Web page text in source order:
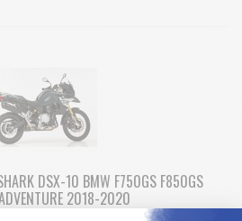
DSX-10 BMW F750GS F850GS
2018-2020